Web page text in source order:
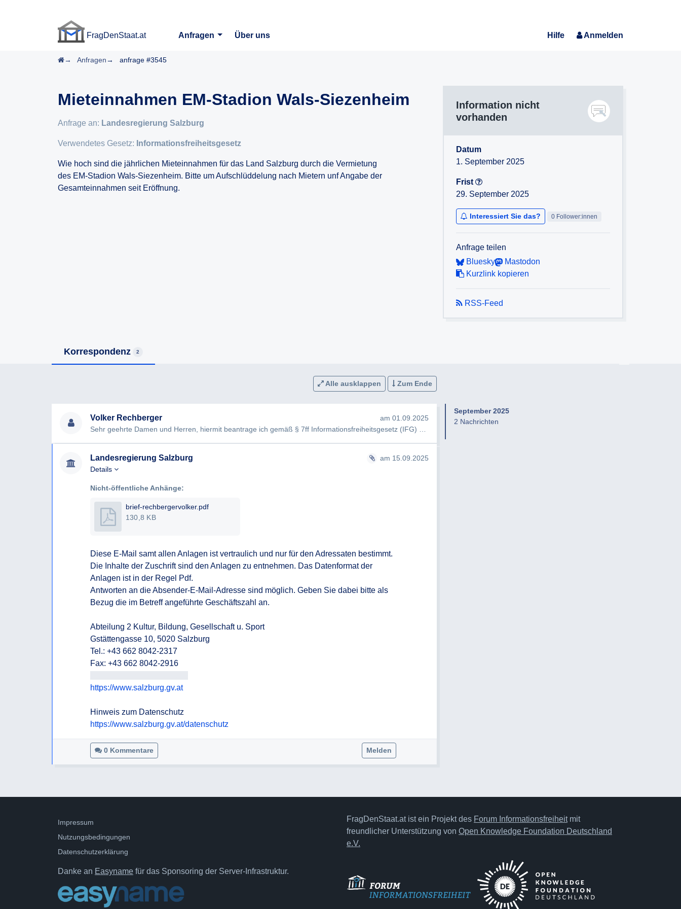
FragDenStaat.at
Anfragen
Über uns Hilfe Anmelden
Startseite
Anfragen anfrage #3545
Mieteinnahmen EM-Stadion Wals-Siezenheim
Anfrage an: Landesregierung Salzburg
Verwendetes Gesetz: Informationsfreiheitsgesetz
Wie hoch sind die jährlichen Mieteinnahmen für das Land Salzburg durch die Vermietung
des EM-Stadion Wals-Siezenheim. Bitte um Aufschlüddelung nach Mietern unf Angabe der
Gesamteinnahmen seit Eröffnung.
Information nicht
vorhanden
Datum
1. September 2025
Frist
29. September 2025
Interessiert Sie das? 0 Follower:innen
Anfrage teilen
Bluesky
Mastodon
Kurzlink kopieren
RSS-Feed
Korrespondenz 2
Alle ausklappen Zum Ende
Volker Rechberger
am 01.09.2025
Landesregierung Salzburg
am 15.09.2025
Details
Nicht-öffentliche Anhänge:
brief-rechbergervolker.pdf
130,8 KB
Diese E-Mail samt allen Anlagen ist vertraulich und nur für den Adressaten bestimmt.
Die Inhalte der Zuschrift sind den Anlagen zu entnehmen. Das Datenformat der
Anlagen ist in der Regel Pdf.
Antworten an die Absender-E-Mail-Adresse sind möglich. Geben Sie dabei bitte als
Bezug die im Betreff angeführte Geschäftszahl an.
Abteilung 2 Kultur, Bildung, Gesellschaft u. Sport
Gstättengasse 10, 5020 Salzburg
Tel.: +43 662 8042-2317
https://www.salzburg.gv.at
https://www.salzburg.gv.at/datenschutz
0 Kommentare Melden
September 2025
2 Nachrichten
Impressum
Nutzungsbedingungen
Datenschutzerklärung
Danke an Easyname für das Sponsoring der Server-Infrastruktur.
FragDenStaat.at ist ein Projekt des Forum Informationsfreiheitmit
freundlicher Unterstützung von Open Knowledge Foundation Deutschland
e.V.